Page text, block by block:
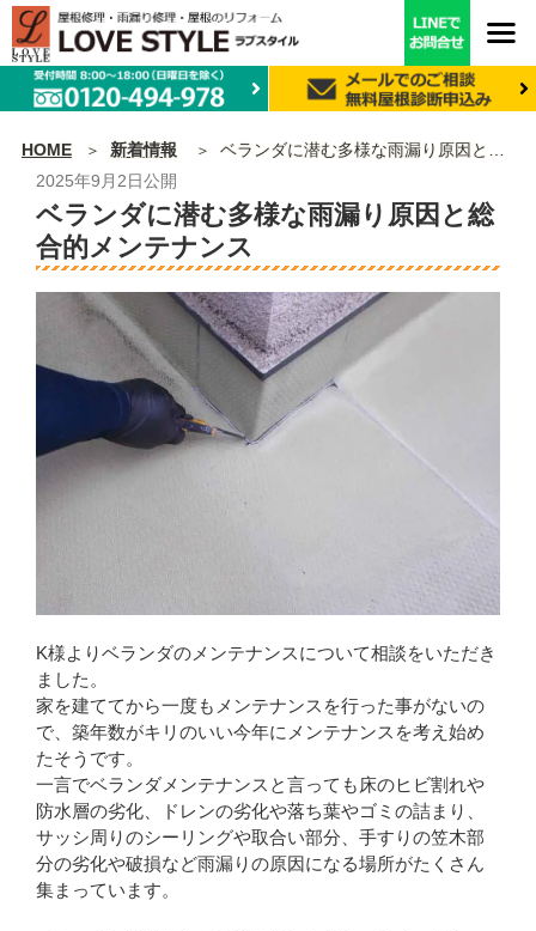
HOME 新着情報
ベランダに潜む多様な雨漏り原因と総合的メンテナンス
2025年9月2日公開
ベランダに潜む多様な雨漏り原因と総
合的メンテナンス
K様よりベランダのメンテナンスについて相談をいただき
ました。
家を建ててから一度もメンテナンスを行った事がないの
で、築年数がキリのいい今年にメンテナンスを考え始め
たそうです。
一言でベランダメンテナンスと言っても床のヒビ割れや
防水層の劣化、ドレンの劣化や落ち葉やゴミの詰まり、
サッシ周りのシーリングや取合い部分、手すりの笠木部
分の劣化や破損など雨漏りの原因になる場所がたくさん
集まっています。